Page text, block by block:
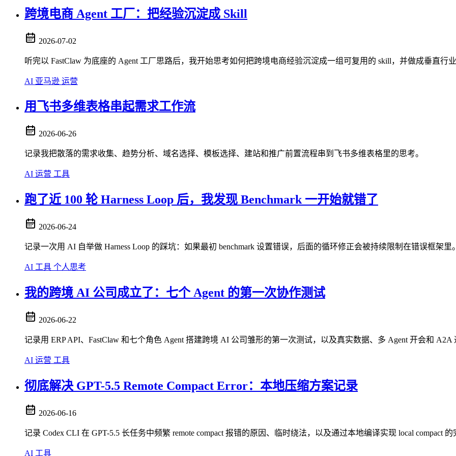
跨境电商 Agent 工厂：把经验沉淀成 Skill
2026-07-02
听完以 FastClaw 为底座的 Agent 工厂思路后，我开始思考如何把跨境电商经验沉淀成一组可复用的 skill，并做成垂直行业
AI 亚马逊 运营
用飞书多维表格串起需求工作流
2026-06-26
记录我把散落的需求收集、趋势分析、域名选择、模板选择、建站和推广前置流程串到飞书多维表格里的思考。
AI 运营 工具
跑了近 100 轮 Harness Loop 后，我发现 Benchmark 一开始就错了
2026-06-24
记录一次用 AI 自举做 Harness Loop 的踩坑：如果最初 benchmark 设置错误，后面的循环修正会被持续限制在错误框架里。
AI 工具 个人思考
我的跨境 AI 公司成立了：七个 Agent 的第一次协作测试
2026-06-22
记录用 ERP API、FastClaw 和七个角色 Agent 搭建跨境 AI 公司雏形的第一次测试，以及真实数据、多 Agent 开会和 A2A
AI 运营 工具
彻底解决 GPT-5.5 Remote Compact Error：本地压缩方案记录
2026-06-16
记录 Codex CLI 在 GPT-5.5 长任务中频繁 remote compact 报错的原因、临时绕法，以及通过本地编译实现 local compact 的
AI 工具